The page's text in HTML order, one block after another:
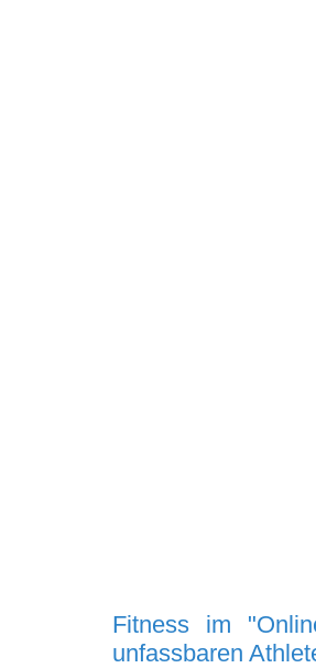
Fitness im "
unfassbaren